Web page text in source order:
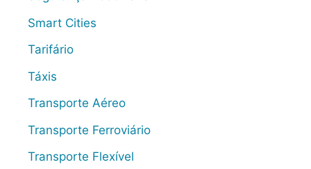
Smart Cities
Tarifário
Táxis
Transporte Aéreo
Transporte Ferroviário
Transporte Flexível